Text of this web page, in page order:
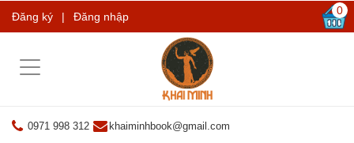
Đăng ký | Đăng nhập 0
Toggle
0971 998 312 khaiminhbook@gmail.com